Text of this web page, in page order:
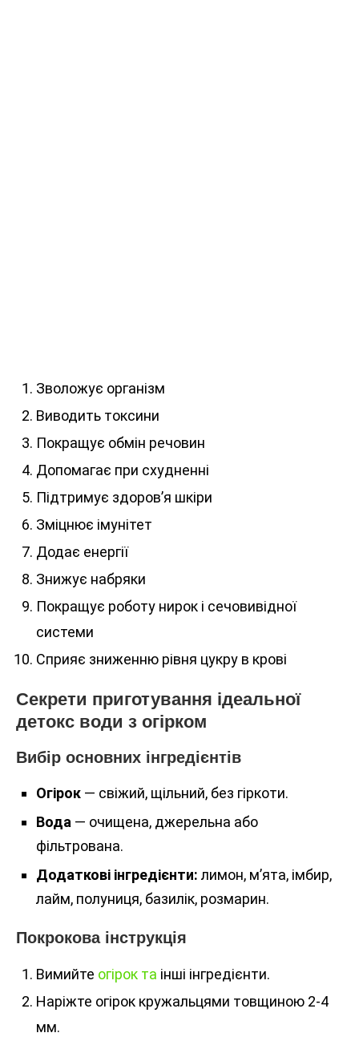
Зволожує організм
Виводить токсини
Покращує обмін речовин
Допомагає при схудненні
Підтримує здоров’я шкіри
Зміцнює імунітет
Додає енергії
Знижує набряки
Покращує роботу нирок і сечовивідної
системи
Сприяє зниженню рівня цукру в крові
Секрети приготування ідеальної
детокс води з огірком
Вибір основних інгредієнтів
Огірок — свіжий, щільний, без гіркоти.
Вода — очищена, джерельна або
фільтрована.
Додаткові інгредієнти: лимон, м’ята, імбир,
лайм, полуниця, базилік, розмарин.
Покрокова інструкція
Вимийте огірок та інші інгредієнти.
Наріжте огірок кружальцями товщиною 2-4
мм.